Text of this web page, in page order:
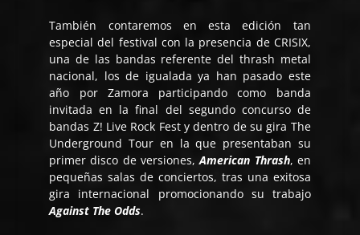
También contaremos en esta edición tan
especial del festival con la presencia de CRISIX,
una de las bandas referente del thrash metal
nacional, los de igualada ya han pasado este
año por Zamora participando como banda
invitada en la final del segundo concurso de
bandas Z! Live Rock Fest y dentro de su gira The
Underground Tour en la que presentaban su
primer disco de versiones,American Thrash, en
pequeñas salas de conciertos, tras una exitosa
gira internacional promocionando su trabajo
Against The Odds.